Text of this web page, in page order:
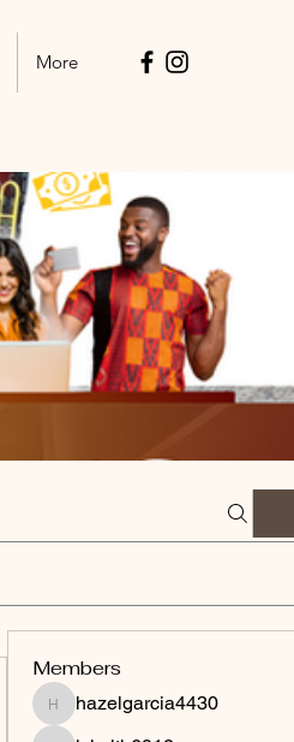
More
Members
hazelgarcia4430
hazelgarcia4430